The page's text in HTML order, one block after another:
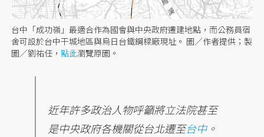
台中「成功嶺」最適合作為國會與中央政府遷建地點，而公務員宿
舍可設於台中干城地區與烏日台鐵鋼樑廠現址。 圖／作者提供；製
圖／劉祐任，點此瀏覽原圖。
近年許多政治人物呼籲將立法院甚至
是中央政府各機關從台北遷至台中。